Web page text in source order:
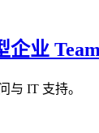
企业
与 IT 支持。